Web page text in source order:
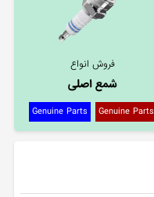
فروش انواع
شمع اصلی
Genuine Parts
Genuine Parts